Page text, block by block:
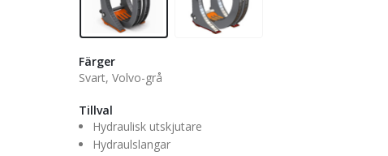
Färger
Svart, Volvo-grå
Tillval
Hydraulisk utskjutare
Hydraulslangar